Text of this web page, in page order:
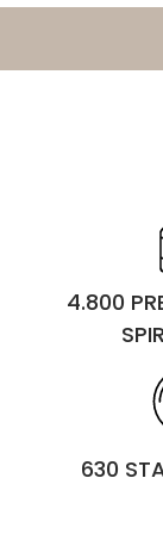
4.800
630